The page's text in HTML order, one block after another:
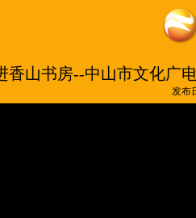
香山书房--中山市文化广
发布